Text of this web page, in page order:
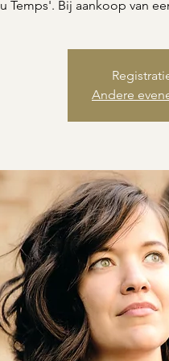
Temps'. Bij aankoop van
Andere